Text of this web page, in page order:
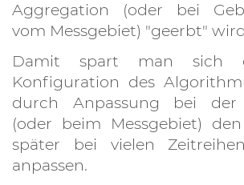
Aggregation (oder bei
vom Messgebiet) "geerbt"
Damit spart man sich
Konfiguration des
durch Anpassung bei der
(oder beim Messgebiet)
später bei vielen
anpassen.